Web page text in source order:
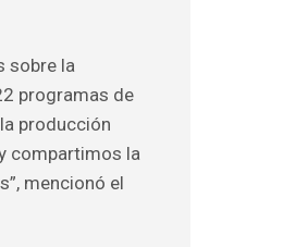
sobre la
programas de
producción
compartimos la
mencionó el